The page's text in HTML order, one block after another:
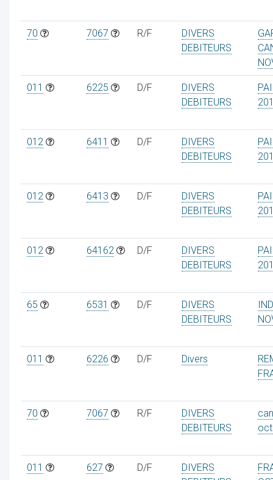
70 7067 R/F
DIVERS
DEBITEURS
011 6225 D/F
DIVERS
DEBITEURS
012 6411 D/F
DIVERS
DEBITEURS
012 6413 D/F
DIVERS
DEBITEURS
012 64162 D/F
DIVERS
DEBITEURS
65 6531 D/F
DIVERS
DEBITEURS
011 6226 D/F Divers
70 7067 R/F
DIVERS
DEBITEURS
011 627 D/F
DIVERS